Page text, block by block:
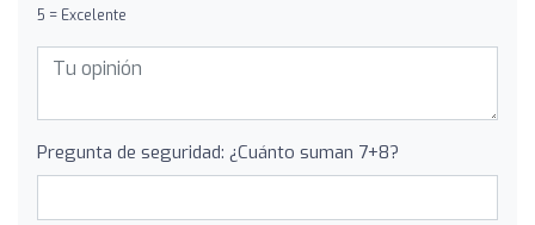
5 = Excelente
Pregunta de seguridad: ¿Cuánto suman 7+8?